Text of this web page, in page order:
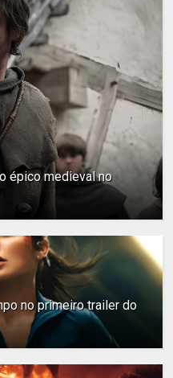
épico medieval no
no primeiro trailer do